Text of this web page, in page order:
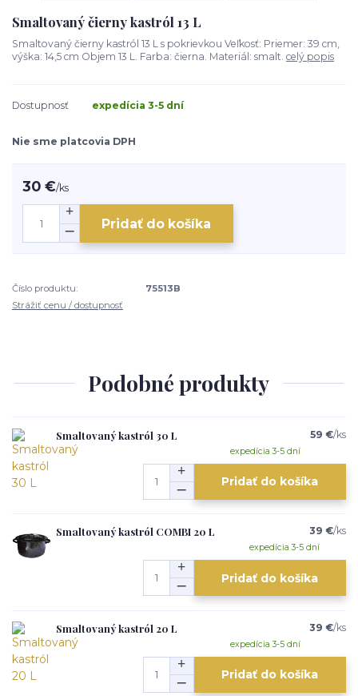
Smaltovaný čierny kastról 13 L
Smaltovaný čierny kastról 13 L s pokrievkou Veľkosť: Priemer: 39 cm,
výška: 14,5 cm Objem 13 L. Farba: čierna. Materiál: smalt. celý popis
Dostupnosť expedícia 3-5 dní
Nie sme platcovia DPH
30 €/ks
Pridať do košíka
Číslo produktu:
75513B
Strážiť cenu / dostupnosť
Podobné produkty
Smaltovaný kastról 30 L 59 €/ks
expedícia 3-5 dní
Pridať do košíka
Smaltovaný kastról COMBI 20 L 39 €/ks
expedícia 3-5 dní
Pridať do košíka
Smaltovaný kastról 20 L 39 €/ks
expedícia 3-5 dní
Pridať do košíka